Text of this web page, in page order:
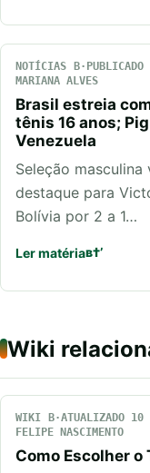
NOTÍCIAS
MARIANA ALVES
Brasil estreia
tênis 16 anos;
Venezuela
Seleção
destaque para
Bolívia por 2 a 1…
Ler matéria
Wiki
WIKI ATUALIZADO 10
FELIPE NASCIMENTO
Como Escolher o